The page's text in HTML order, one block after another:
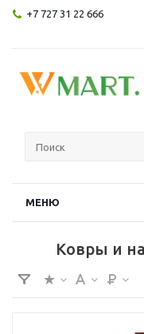
+7 727 31 22 666
МЕНЮ
Ковры и